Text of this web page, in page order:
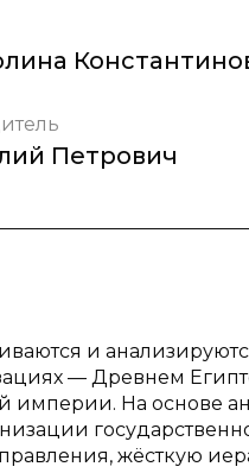
Петрович
и
— Древнем
империи. На основе
жёсткую